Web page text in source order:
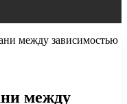
между зависимостью
между